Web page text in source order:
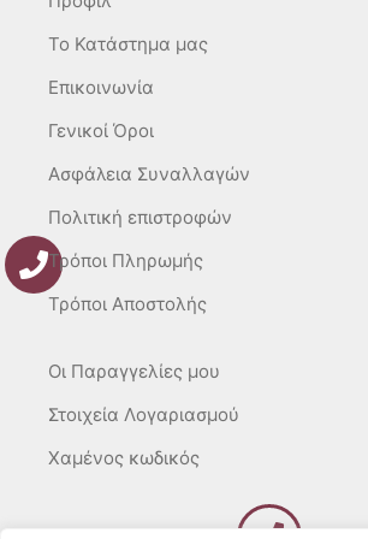
a
m
k
-
To Κατάστημα μας
Επικοινωνία
Γενικοί Όροι
Ασφάλεια Συναλλαγών
Πολιτική επιστροφών
Τρόποι Πληρωμής
Τρόποι Αποστολής
Οι Παραγγελίες μου
Στοιχεία Λογαριασμού
Χαμένος κωδικός